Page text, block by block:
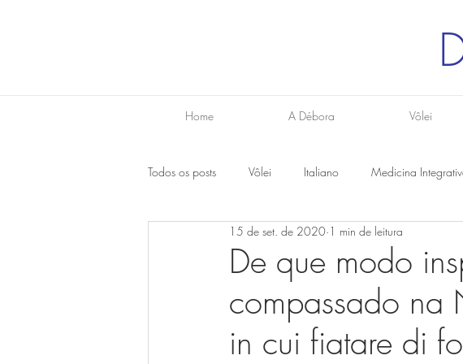
Home A Débora Vôlei
Todos os posts Vôlei Italiano Medicina
Espanhol Inglês
De que modo
compassado
in cui fiatare di
15 de set. de 2020 1 min de leitura